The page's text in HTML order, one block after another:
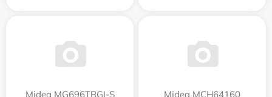
Midea MG696TRGI-S Midea MCH64160